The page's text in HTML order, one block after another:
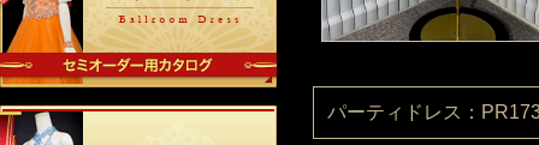
パーティドレス：